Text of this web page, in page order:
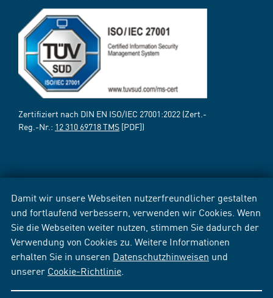
Damit wir unsere Webseiten nutzerfreundlicher gestalten
und fortlaufend verbessern, verwenden wir Cookies. Wenn
Sie die Webseiten weiter nutzen, stimmen Sie dadurch der
Verwendung von Cookies zu. Weitere Informationen
erhalten Sie in unseren Datenschutzhinweisen und
unserer Cookie-Richtlinie
Zertifiziert nach DIN EN ISO/IEC 27001:2022 (Zert.-
Reg.-Nr.: 12 310 69718 TMS [PDF])